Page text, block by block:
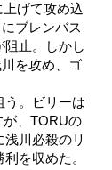
げて攻め込
ブレンバス
阻止。しかし
を攻め、ゴ
う。ビリーは
、TORUの
川必殺のリ
を収めた。